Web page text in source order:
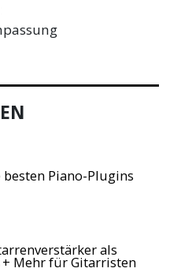
besten Piano-Plugins
als
Mehr für Gitarristen